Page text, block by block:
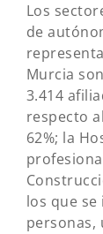
Los
de
Murcia
3.414
respecto
62%; la
los que
personas,